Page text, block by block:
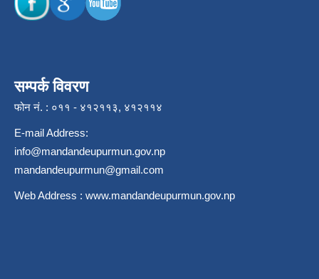
सम्पर्क विवरण
फोन नं. : ०११ - ४१२११३, ४१२११४
E-mail Address:
info@mandandeupurmun.gov.np
mandandeupurmun@gmail.com
Web Address : www.mandandeupurmun.gov.np